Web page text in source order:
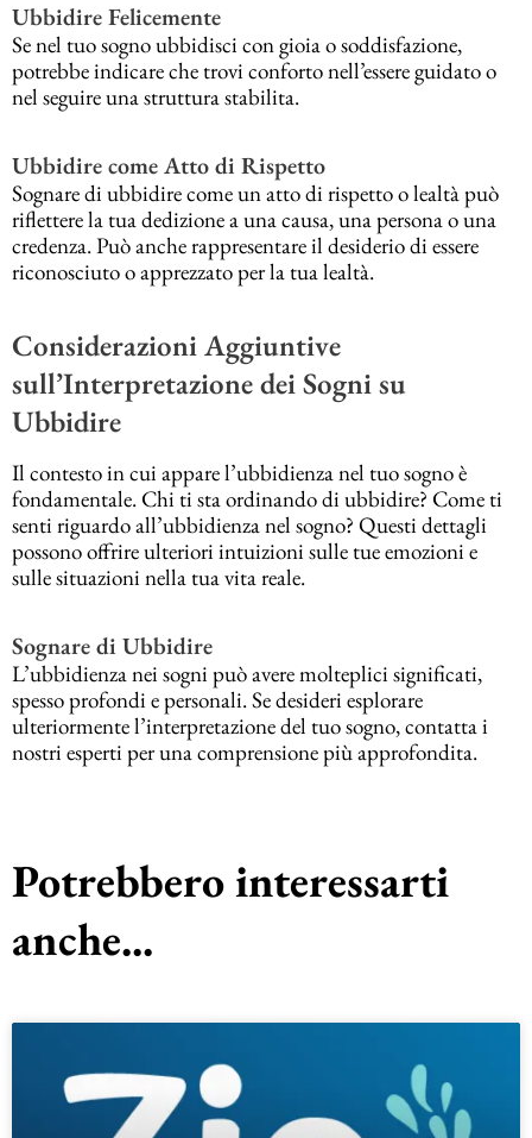
Ubbidire Felicemente
Se nel tuo sogno ubbidisci con gioia o soddisfazione,
potrebbe indicare che trovi conforto nell’essere guidato o
nel seguire una struttura stabilita.
Ubbidire come Atto di Rispetto
Sognare di ubbidire come un atto di rispetto o lealtà può
riflettere la tua dedizione a una causa, una persona o una
credenza. Può anche rappresentare il desiderio di essere
riconosciuto o apprezzato per la tua lealtà.
Considerazioni Aggiuntive
sull’Interpretazione dei Sogni su
Ubbidire
Il contesto in cui appare l’ubbidienza nel tuo sogno è
fondamentale. Chi ti sta ordinando di ubbidire? Come ti
senti riguardo all’ubbidienza nel sogno? Questi dettagli
possono offrire ulteriori intuizioni sulle tue emozioni e
sulle situazioni nella tua vita reale.
Sognare di Ubbidire
L’ubbidienza nei sogni può avere molteplici significati,
spesso profondi e personali. Se desideri esplorare
ulteriormente l’interpretazione del tuo sogno, contatta i
nostri esperti per una comprensione più approfondita.
Potrebbero interessarti
anche...